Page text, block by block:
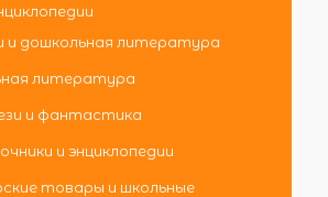
и дошкольная литература
литература
и фантастика
и энциклопедии
товары и школьные